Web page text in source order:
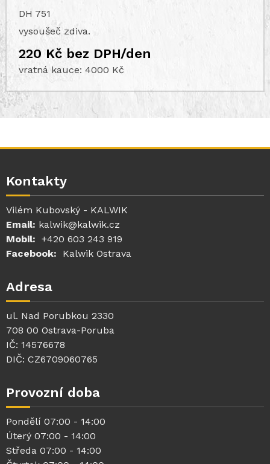
DH 751
vysoušeč zdiva.
220 Kč bez DPH/den
vratná kauce: 4000 Kč
Kontakty
Vilém Kubovský - KALWIK
Email: kalwik@kalwik.cz
Mobil: +420 603 243 919
Facebook:
Kalwik Ostrava
Adresa
ul. Nad Porubkou 2330
708 00 Ostrava-Poruba
IČ: 14576678
DIČ: CZ6709060765
Provozní doba
Pondělí 07:00 - 14:00
Úterý 07:00 - 14:00
Středa 07:00 - 14:00